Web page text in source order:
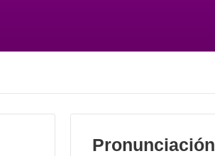
Pronunciación